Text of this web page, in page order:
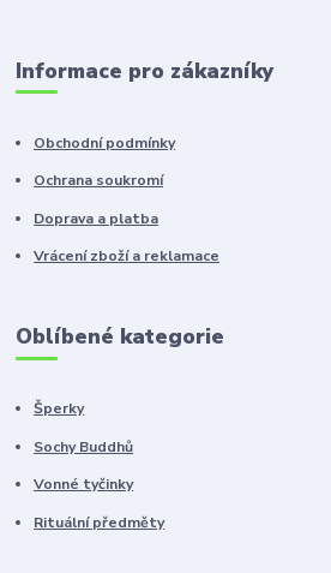
Informace pro zákazníky
Obchodní podmínky
Ochrana soukromí
Doprava a platba
Vrácení zboží a reklamace
Oblíbené kategorie
Šperky
Sochy Buddhů
Vonné tyčinky
Rituální předměty